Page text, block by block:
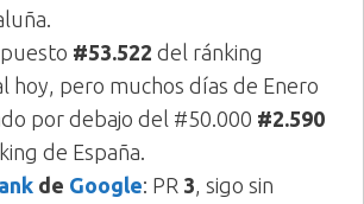
#53.522 del ránking
hoy, pero muchos días de Enero
por debajo del #50.000 #2.590
de España.
de Google: PR 3 , sigo sin